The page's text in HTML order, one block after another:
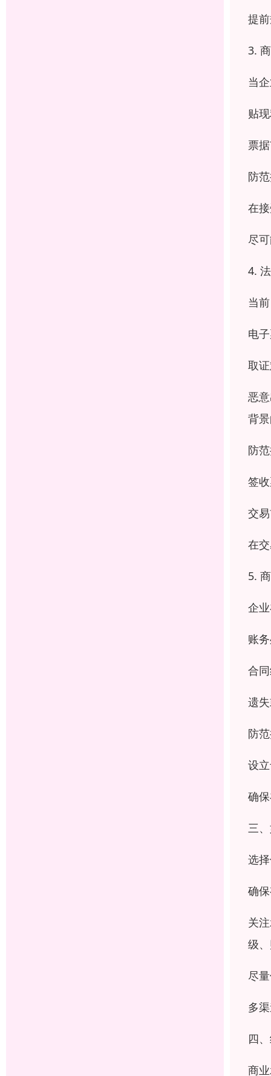
提
3.
当
贴
票
防
在
尽
4.
当
电
取
恶
背
防
签
交
在
5.
企
账
合
遗
防
设
确
三
选
确
关
级
尽
多
四
商